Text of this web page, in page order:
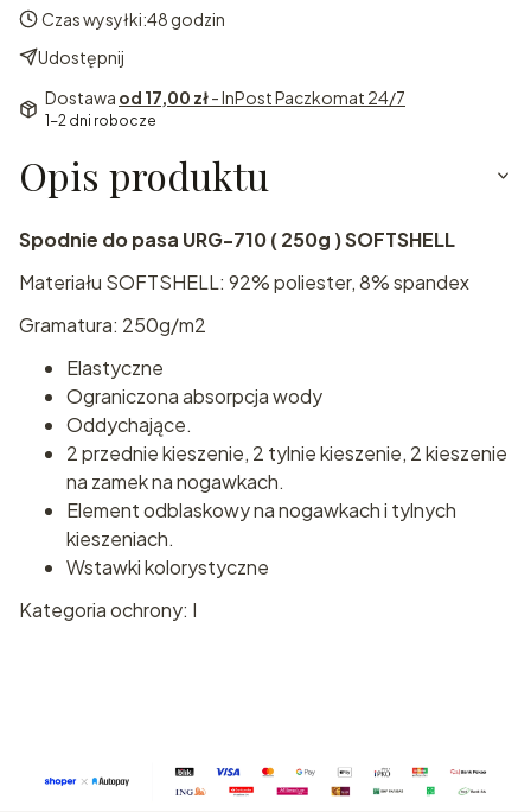
Czas wysyłki:48 godzin
Udostępnij
Dostawa od 17,00 zł- InPost Paczkomat 24/7
1-2 dni robocze
Opis produktu
Spodnie do pasa URG-710 ( 250g ) SOFTSHELL
Materiału SOFTSHELL: 92% poliester, 8% spandex
Gramatura: 250g/m2
Elastyczne
Ograniczona absorpcja wody
Oddychające.
2 przednie kieszenie, 2 tylnie kieszenie, 2 kieszenie
na zamek na nogawkach.
Element odblaskowy na nogawkach i tylnych
kieszeniach.
Wstawki kolorystyczne
Kategoria ochrony: I